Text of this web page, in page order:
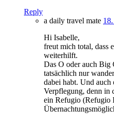
Reply
a daily travel mate
Hi Isabelle,
freut mich total, dass
weiterhilft.
Das O oder auch Big
tatsächlich nur
dabei habt. Und auch
Verpflegung, denn in
ein Refugio (Refugio